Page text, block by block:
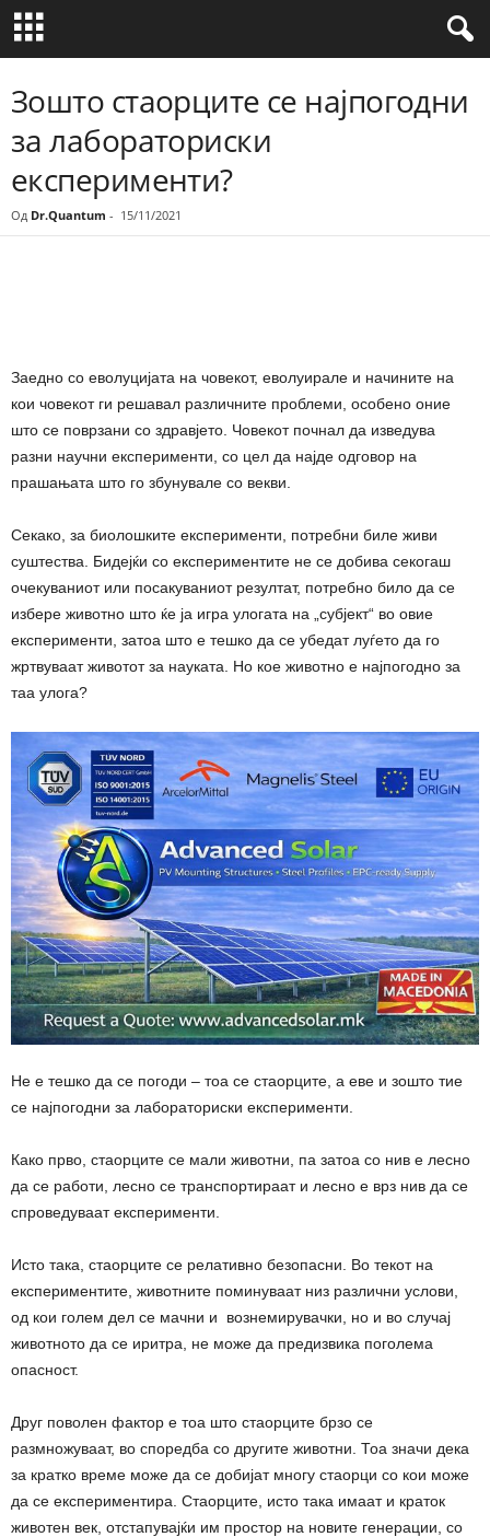
Зошто стаорците се најпогодни
за лабораториски
експерименти?
Од Dr.Quantum - 15/11/2021
Заедно со еволуцијата на човекот, еволуирале и начините на
кои човекот ги решавал различните проблеми, особено оние
што се поврзани со здравјето. Човекот почнал да изведува
разни научни експерименти, со цел да најде одговор на
прашањата што го збунувале со векви.
Секако, за биолошките експерименти, потребни биле живи
суштества. Бидејќи со експериментите не се добива секогаш
очекуваниот или посакуваниот резултат, потребно било да се
избере животно што ќе ја игра улогата на „субјект“ во овие
експерименти, затоа што е тешко да се убедат луѓето да го
жртвуваат животот за науката. Но кое животно е најпогодно за
таа улога?
Не е тешко да се погоди – тоа се стаорците, а еве и зошто тие
се најпогодни за лабораториски експерименти.
Како прво, стаорците се мали животни, па затоа со нив е лесно
да се работи, лесно се транспортираат и лесно е врз нив да се
спроведуваат експерименти.
Исто така, стаорците се релативно безопасни. Во текот на
експериментите, животните поминуваат низ различни услови,
од кои голем дел се мачни и вознемирувачки, но и во случај
животното да се иритра, не може да предизвика поголема
опасност.
Друг поволен фактор е тоа што стаорците брзо се
размножуваат, во споредба со другите животни. Тоа значи дека
за кратко време може да се добијат многу стаорци со кои може
да се експериментира. Стаорците, исто така имаат и краток
животен век, отстапувајќи им простор на новите генерации, со